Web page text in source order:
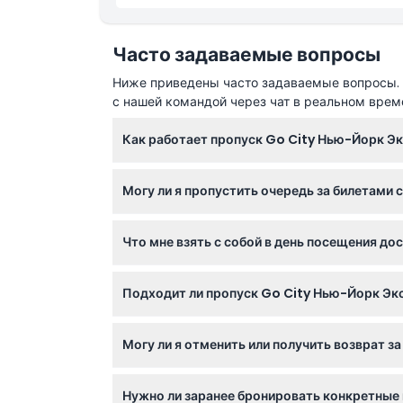
Часто задаваемые вопросы
Ниже приведены часто задаваемые вопросы.
с нашей командой через чат в реальном
Как работает пропуск Go City Нью-Йорк
посетить их в удобном для вас темпе.
Могу ли я пропустить очередь за билетами
сразу.
Что мне взять с собой в день посещения
гида.
Подходит ли пропуск Go City Нью-Йорк
Взрослыми считаются лица от 13 лет и
Могу ли я отменить или получить возврат
Нужно ли заранее бронировать